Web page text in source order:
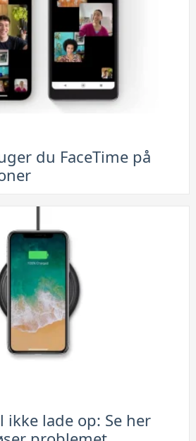
du FaceTime på
ikke lade op: Se her